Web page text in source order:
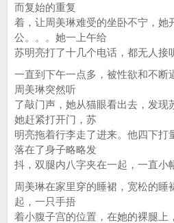
而复始的重复
着，让周美琳难受的坐卧不宁，她
公。。。她一上午给
苏明亮打了十几个电话，都无人接
一直到下午一点多，被性欲和不断
周美琳突然听
了敲门声，她从猫眼看出去，发现
她赶紧打开门，苏
明亮拖着行李走了进来。他四下打
落在了身子略略发
抖，双腿内八字夹在一起，一直小
周美琳在家里穿的睡裙，宽松的睡
起，一只手捂
着小腹子宫的位置，在她的裸腿上